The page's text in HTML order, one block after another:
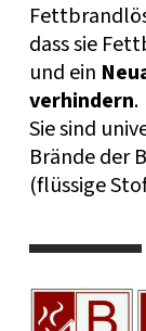
dass sie
und ein
verhindern.
Sie sind
Brände der
(flüssige